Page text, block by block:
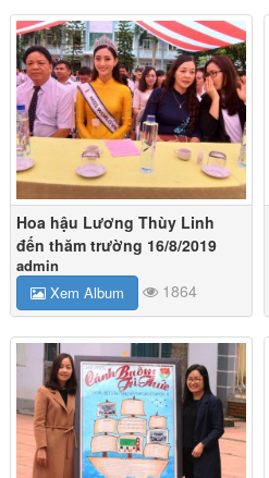
Hoa hậu Lương Thùy Linh
đến thăm trường 16/8/2019
admin
Xem Album
1864